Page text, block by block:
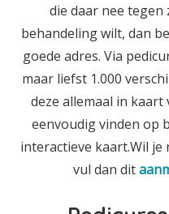
die daar nee tegen
behandeling wilt, dan
goede adres. Via
maar liefst 1.000
deze allemaal in kaart
eenvoudig vinden op
interactieve kaart.Wil je
vul dan dit